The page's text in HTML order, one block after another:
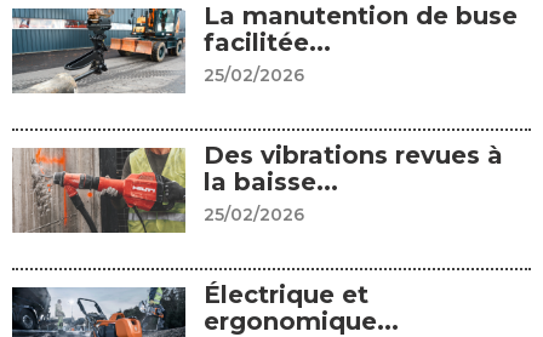
La manutention de buse
facilitée...
25/02/2026
Des vibrations revues à
la baisse...
25/02/2026
Électrique et
ergonomique...